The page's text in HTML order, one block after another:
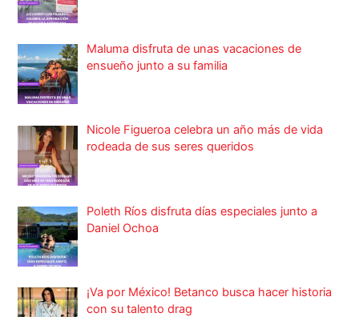
Maluma disfruta de unas vacaciones de
ensueño junto a su familia
Nicole Figueroa celebra un año más de vida
rodeada de sus seres queridos
Poleth Ríos disfruta días especiales junto a
Daniel Ochoa
¡Va por México! Betanco busca hacer historia
con su talento drag